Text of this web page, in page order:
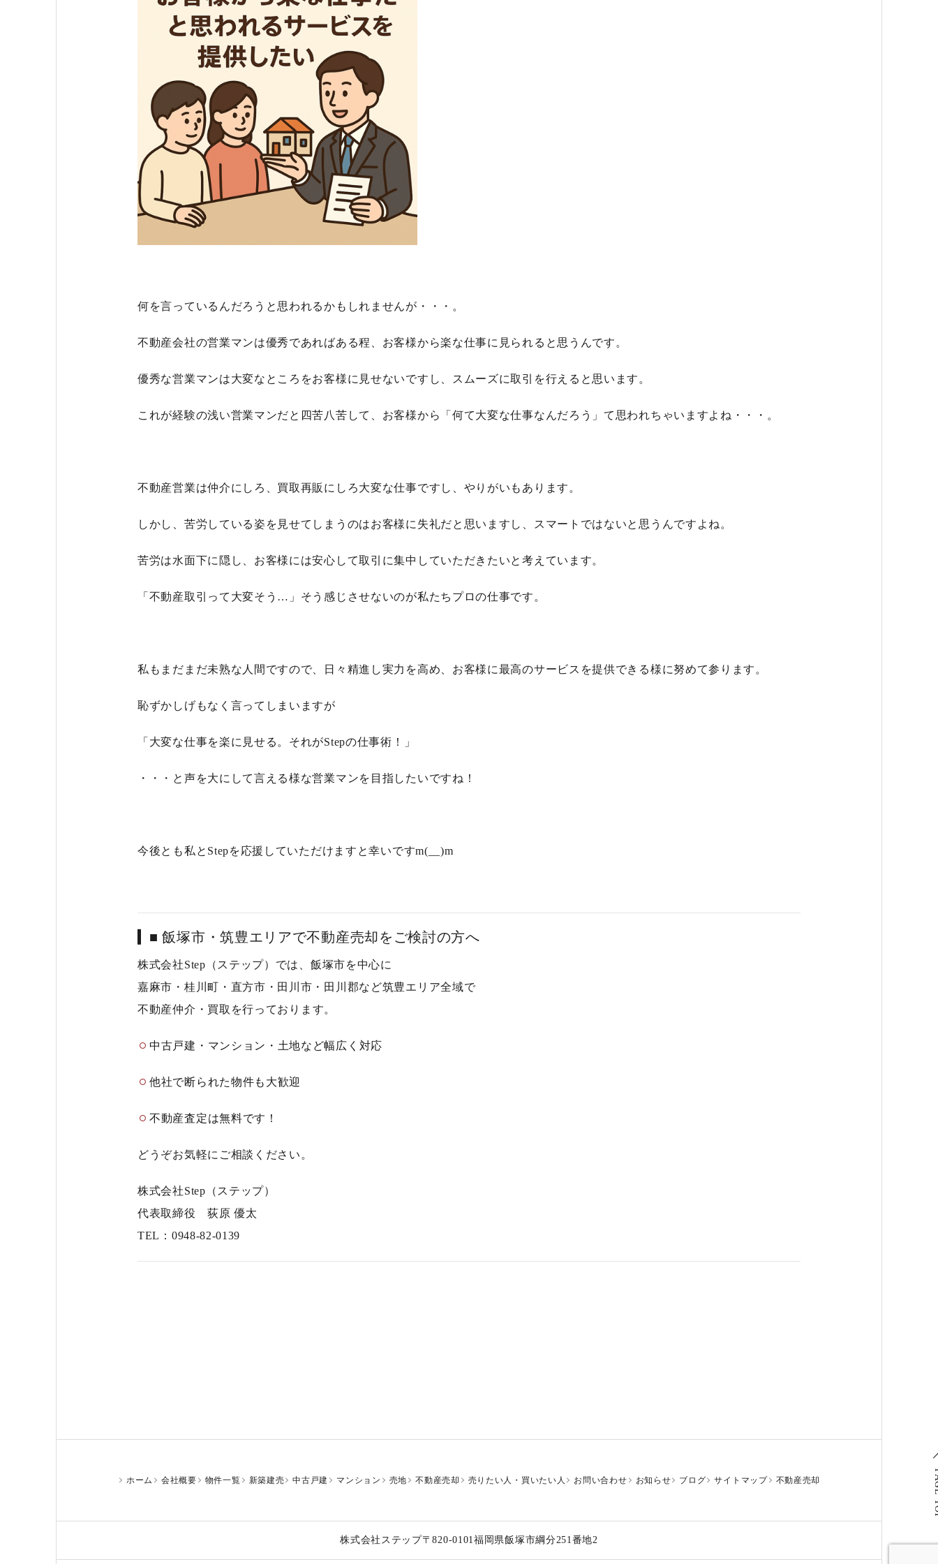
何を言っているんだろうと思われるかもしれませんが・・・。
不動産会社の営業マンは優秀であればある程、お客様から楽な仕事に見られると思うんです。
優秀な営業マンは大変なところをお客様に見せないですし、スムーズに取引を行えると思います。
これが経験の浅い営業マンだと四苦八苦して、お客様から「何て大変な仕事なんだろう」て思われちゃいますよね・・・。
不動産営業は仲介にしろ、買取再販にしろ大変な仕事ですし、やりがいもあります。
しかし、苦労している姿を見せてしまうのはお客様に失礼だと思いますし、スマートではないと思うんですよね。
苦労は水面下に隠し、お客様には安心して取引に集中していただきたいと考えています。
「不動産取引って大変そう…」そう感じさせないのが私たちプロの仕事です。
私もまだまだ未熟な人間ですので、日々精進し実力を高め、お客様に最高のサービスを提供できる様に努めて参ります。
恥ずかしげもなく言ってしまいますが
「大変な仕事を楽に見せる。それがStepの仕事術！」
・・・と声を大にして言える様な営業マンを目指したいですね！
今後とも私とStepを応援していただけますと幸いですm(__)m
■ 飯塚市・筑豊エリアで不動産売却をご検討の方へ
株式会社Step（ステップ）では、飯塚市を中心に
嘉麻市・桂川町・直方市・田川市・田川郡など筑豊エリア全域で
不動産仲介・買取 を行っております。
中古戸建・マンション・土地など幅広く対応
他社で断られた物件も大歓迎
不動産査定は無料です！
どうぞお気軽にご相談ください。
株式会社Step（ステップ）
代表取締役 荻原 優太
TEL：0948-82-0139
ホーム 会社概要 物件一覧 新築建売 中古戸建 マンション 売地 不動産売却 売りたい人・買いたい人 お問い合わせ お知らせ ブログ サイトマップ 不動産売却
株式会社ステップ〒820-0101福岡県飯塚市綱分251番地2